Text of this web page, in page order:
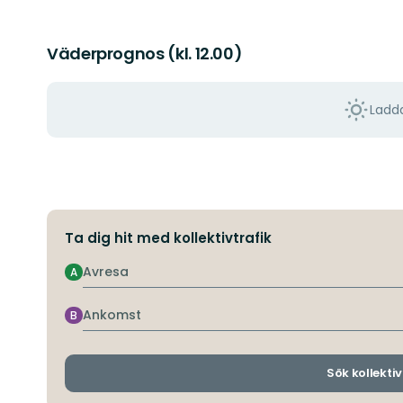
Väderprognos (kl. 12.00)
Ta dig hit med kollektivtrafik
Avresa
A
Ankomst
B
Sök